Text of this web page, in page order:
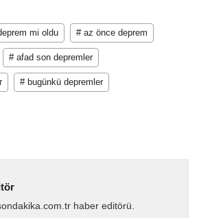
mi oldu # az önce deprem
# afad son depremler
# bugünkü depremler
haber editörü.